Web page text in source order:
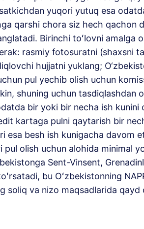
yuqori yutuq esa
qarshi chora siz hech qachon
Birinchi toʻlovni amalga
rasmiy fotosuratni (shaxsni
hujjatni yuklang;
pul yechib olish uchun
shuning uchun tasdiqlashdan
bir yoki bir necha ish
kartaga pulni qaytarish bir
esa besh ish kunigacha davom
olish uchun alohida minimal
Sent-Vinsent,
bu Oʻzbekistonning
soliq va nizo maqsadlarida qayd